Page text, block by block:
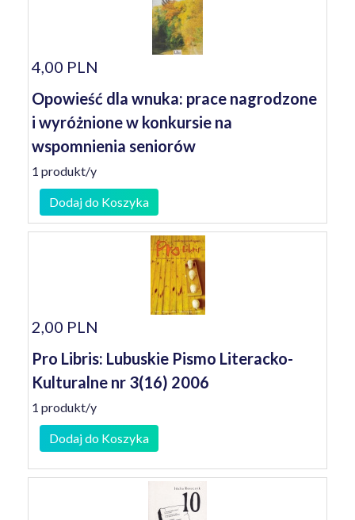
4,00 PLN
Opowieść dla wnuka: prace nagrodzone
i wyróżnione w konkursie na
wspomnienia seniorów
1 produkt/y
Dodaj do Koszyka
2,00 PLN
Pro Libris: Lubuskie Pismo Literacko-
Kulturalne nr 3(16) 2006
1 produkt/y
Dodaj do Koszyka